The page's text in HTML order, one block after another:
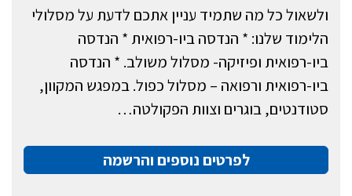
ולשאול כל מה שתמיד עניין אתכם לדעת על מסלולי
הלימוד שלנו: * הנדסה ביו-רפואית * הנדסה
ביו-רפואית ופיזיקה- מסלול משולב. * הנדסה
ביו-רפואית ורפואה – מסלול כפול. במפגש המקוון,
סטודנטים, בוגרים וצוות הפקולטה…
לפרטים נוספים והרשמה